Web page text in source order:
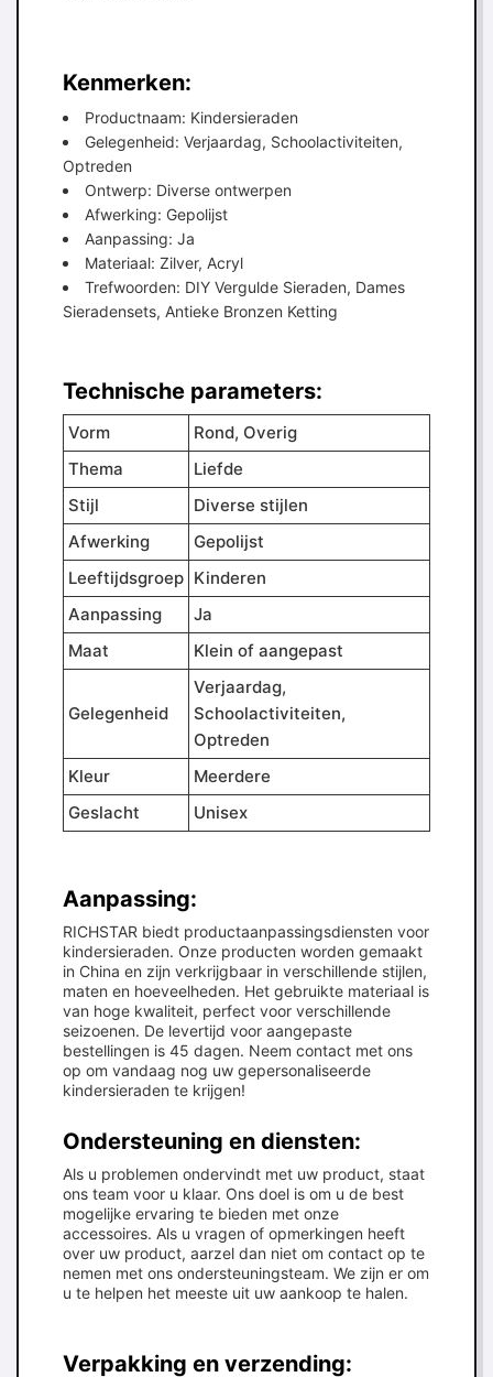
Kenmerken:
Productnaam: Kindersieraden
Gelegenheid: Verjaardag, Schoolactiviteiten,
Optreden
Ontwerp: Diverse ontwerpen
Afwerking: Gepolijst
Aanpassing: Ja
Materiaal: Zilver, Acryl
Trefwoorden: DIY Vergulde Sieraden, Dames
Sieradensets, Antieke Bronzen Ketting
Technische parameters:
Vorm
Rond, Overig
Thema
Liefde
Stijl
Diverse stijlen
Afwerking
Gepolijst
Leeftijdsgroep Kinderen
Aanpassing
Ja
Maat
Klein of aangepast
Gelegenheid
Verjaardag,
Schoolactiviteiten,
Optreden
Kleur
Meerdere
Geslacht
Unisex
Aanpassing:
RICHSTAR biedt productaanpassingsdiensten voor
kindersieraden. Onze producten worden gemaakt
in China en zijn verkrijgbaar in verschillende stijlen,
maten en hoeveelheden. Het gebruikte materiaal is
van hoge kwaliteit, perfect voor verschillende
seizoenen. De levertijd voor aangepaste
bestellingen is 45 dagen. Neem contact met ons
op om vandaag nog uw gepersonaliseerde
kindersieraden te krijgen!
Ondersteuning en diensten:
Als u problemen ondervindt met uw product, staat
ons team voor u klaar. Ons doel is om u de best
mogelijke ervaring te bieden met onze
accessoires. Als u vragen of opmerkingen heeft
over uw product, aarzel dan niet om contact op te
nemen met ons ondersteuningsteam. We zijn er om
u te helpen het meeste uit uw aankoop te halen.
Verpakking en verzending: